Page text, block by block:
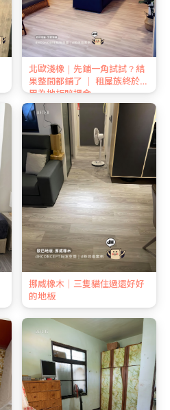
北歐淺橡｜先鋪一角試試？結
果整間都鋪了 ｜ 租屋族終於不
用為地板賠押金
挪威橡木｜三隻貓住過還好好
的地板